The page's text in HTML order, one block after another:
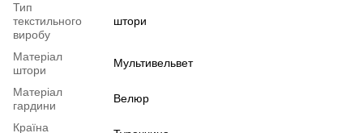
Тип
текстильного
виробу
штори
Матеріал
штори
Мультивельвет
Матеріал
гардини
Велюр
Країна